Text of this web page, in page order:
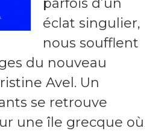
éclat singulier,
nous soufflent
du nouveau
Avel. Un
se retrouve
une île grecque où